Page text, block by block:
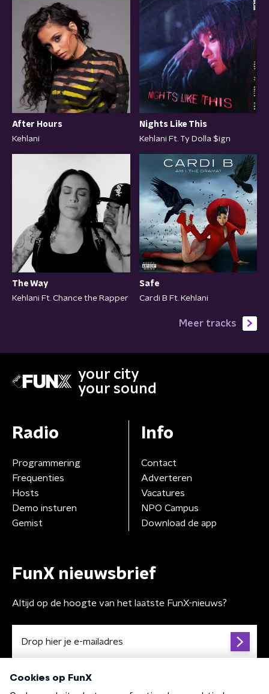
After Hours
Kehlani
Nights Like This
Kehlani Ft. Ty Dolla $ign
The Way
Kehlani Ft. Chance the Rapper
Safe
Cardi B Ft. Kehlani
Meer tracks
your city
your sound
Radio
Programmering
Frequenties
Hosts
Demo insturen
Gemist
Info
Contact
Adverteren
Vacatures
NPO Campus
Download de app
FunX nieuwsbrief
Altijd op de hoogte van het laatste FunX-nieuws?